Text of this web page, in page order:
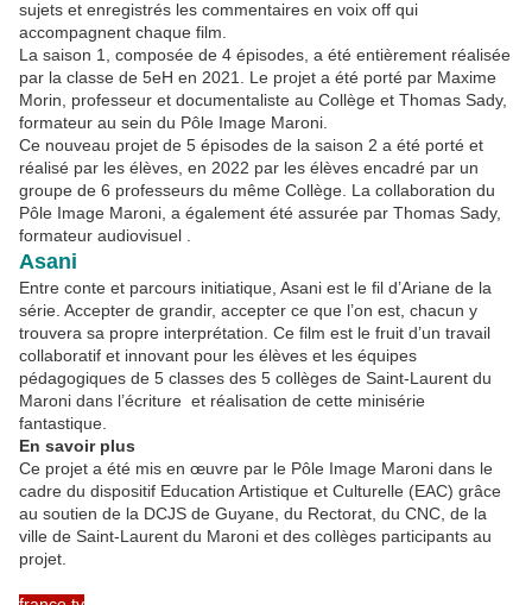
sujets et enregistrés les commentaires en voix off qui
accompagnent chaque film.
La saison 1, composée de 4 épisodes, a été entièrement réalisée
par la classe de 5eH en 2021. Le projet a été porté par Maxime
Morin, professeur et documentaliste au Collège et Thomas Sady,
formateur au sein du Pôle Image Maroni.
Ce nouveau projet de 5 épisodes de la saison 2 a été porté et
réalisé par les élèves, en 2022 par les élèves encadré par un
groupe de 6 professeurs du même Collège. La collaboration du
Pôle Image Maroni, a également été assurée par Thomas Sady,
formateur audiovisuel .
Asani
Entre conte et parcours initiatique, Asani est le fil d’Ariane de la
série. Accepter de grandir, accepter ce que l’on est, chacun y
trouvera sa propre interprétation. Ce film est le fruit d’un travail
collaboratif et innovant pour les élèves et les équipes
pédagogiques de 5 classes des 5 collèges de Saint-Laurent du
Maroni dans l’écriture et réalisation de cette minisérie
fantastique.
En savoir plus
Ce projet a été mis en œuvre par le Pôle Image Maroni dans le
cadre du dispositif Education Artistique et Culturelle (EAC) grâce
au soutien de la DCJS de Guyane, du Rectorat, du CNC, de la
ville de Saint-Laurent du Maroni et des collèges participants au
projet.